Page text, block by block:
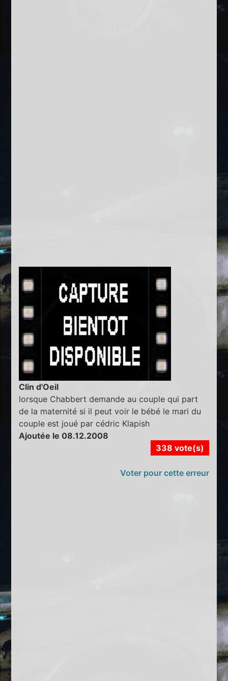
Clin d'Oeil
lorsque Chabbert demande au couple qui part
de la maternité si il peut voir le bébé le mari du
couple est joué par cédric Klapish
Ajoutée le 08.12.2008
338 vote(s)
Voter pour cette erreur